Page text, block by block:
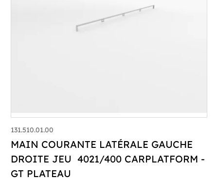
131.510.01.00
MAIN COURANTE LATÉRALE GAUCHE
DROITE JEU 4021/400 CARPLATFORM -
GT PLATEAU